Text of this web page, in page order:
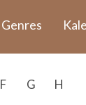
Genres
F G H